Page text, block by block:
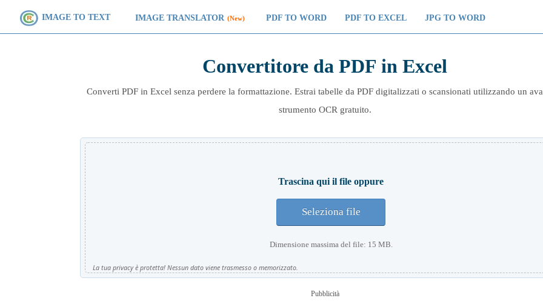
IMAGE TO TEXT IMAGE TRANSLATOR (New) PDF TO WORD PDF TO EXCEL JPG TO WORD
Convertitore da PDF in Excel
Converti PDF in Excel senza perdere la formattazione. Estrai tabelle da PDF digitalizzati o scansionati utilizzando un
strumento OCR gratuito.
Trascina qui il file oppure
Seleziona file
Dimensione massima del file: 15 MB.
La tua privacy è protetta! Nessun dato viene trasmesso o memorizzato.
Pubblicità